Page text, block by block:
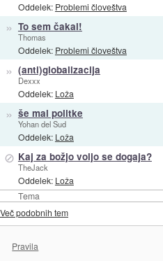
Tema
Oddelek: Problemi človeštva
» To sem čakal!
Thomas
Oddelek: Problemi človeštva
» (anti)globalizacija
Dexxx
Oddelek: Loža
» še mal politke
Yohan del Sud
Oddelek: Loža
⊘ Kaj za božjo voljo se dogaja?
TheJack
Oddelek: Loža
Več podobnih tem
Pravila